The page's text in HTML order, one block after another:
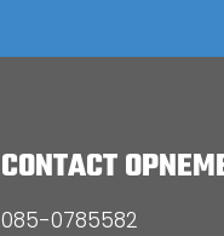
CONTACT
085-0785582